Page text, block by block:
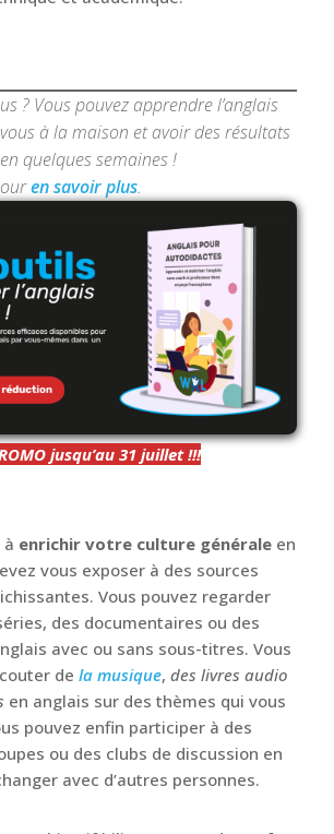
domaine d’activité. Vous pouvez
cours en ligne, comme ceux
ou Udemy, pour apprendre le
et académique.
? Vous pouvez apprendre l’anglais
à la maison et avoir des résultats
quelques semaines !
en savoir plus
jusqu’au 31 juillet !!!
enrichir votre culture générale
vous exposer à des sources
Vous pouvez regarder
des documentaires ou des
avec ou sans sous-titres. Vous